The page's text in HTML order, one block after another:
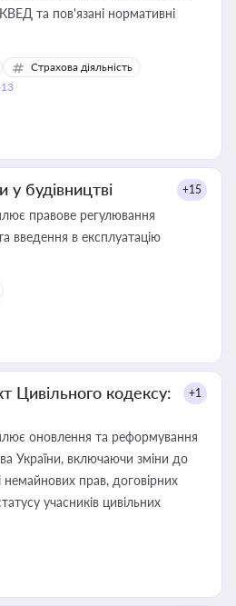
та пов'язані нормативні
Страхова діяльність
у будівництві +15
правове регулювання
введення в експлуатацію
Цивільного кодексу:
+1
оновлення та реформування
України, включаючи зміни до
прав, договірних
учасників цивільних